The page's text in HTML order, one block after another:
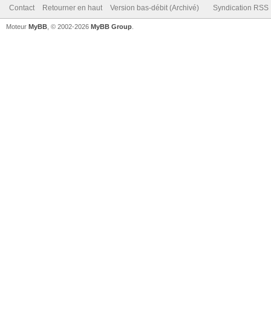
Contact Retourner en haut Version bas-débit (Archivé) Syndication RSS
Moteur MyBB , © 2002-2026 MyBB Group